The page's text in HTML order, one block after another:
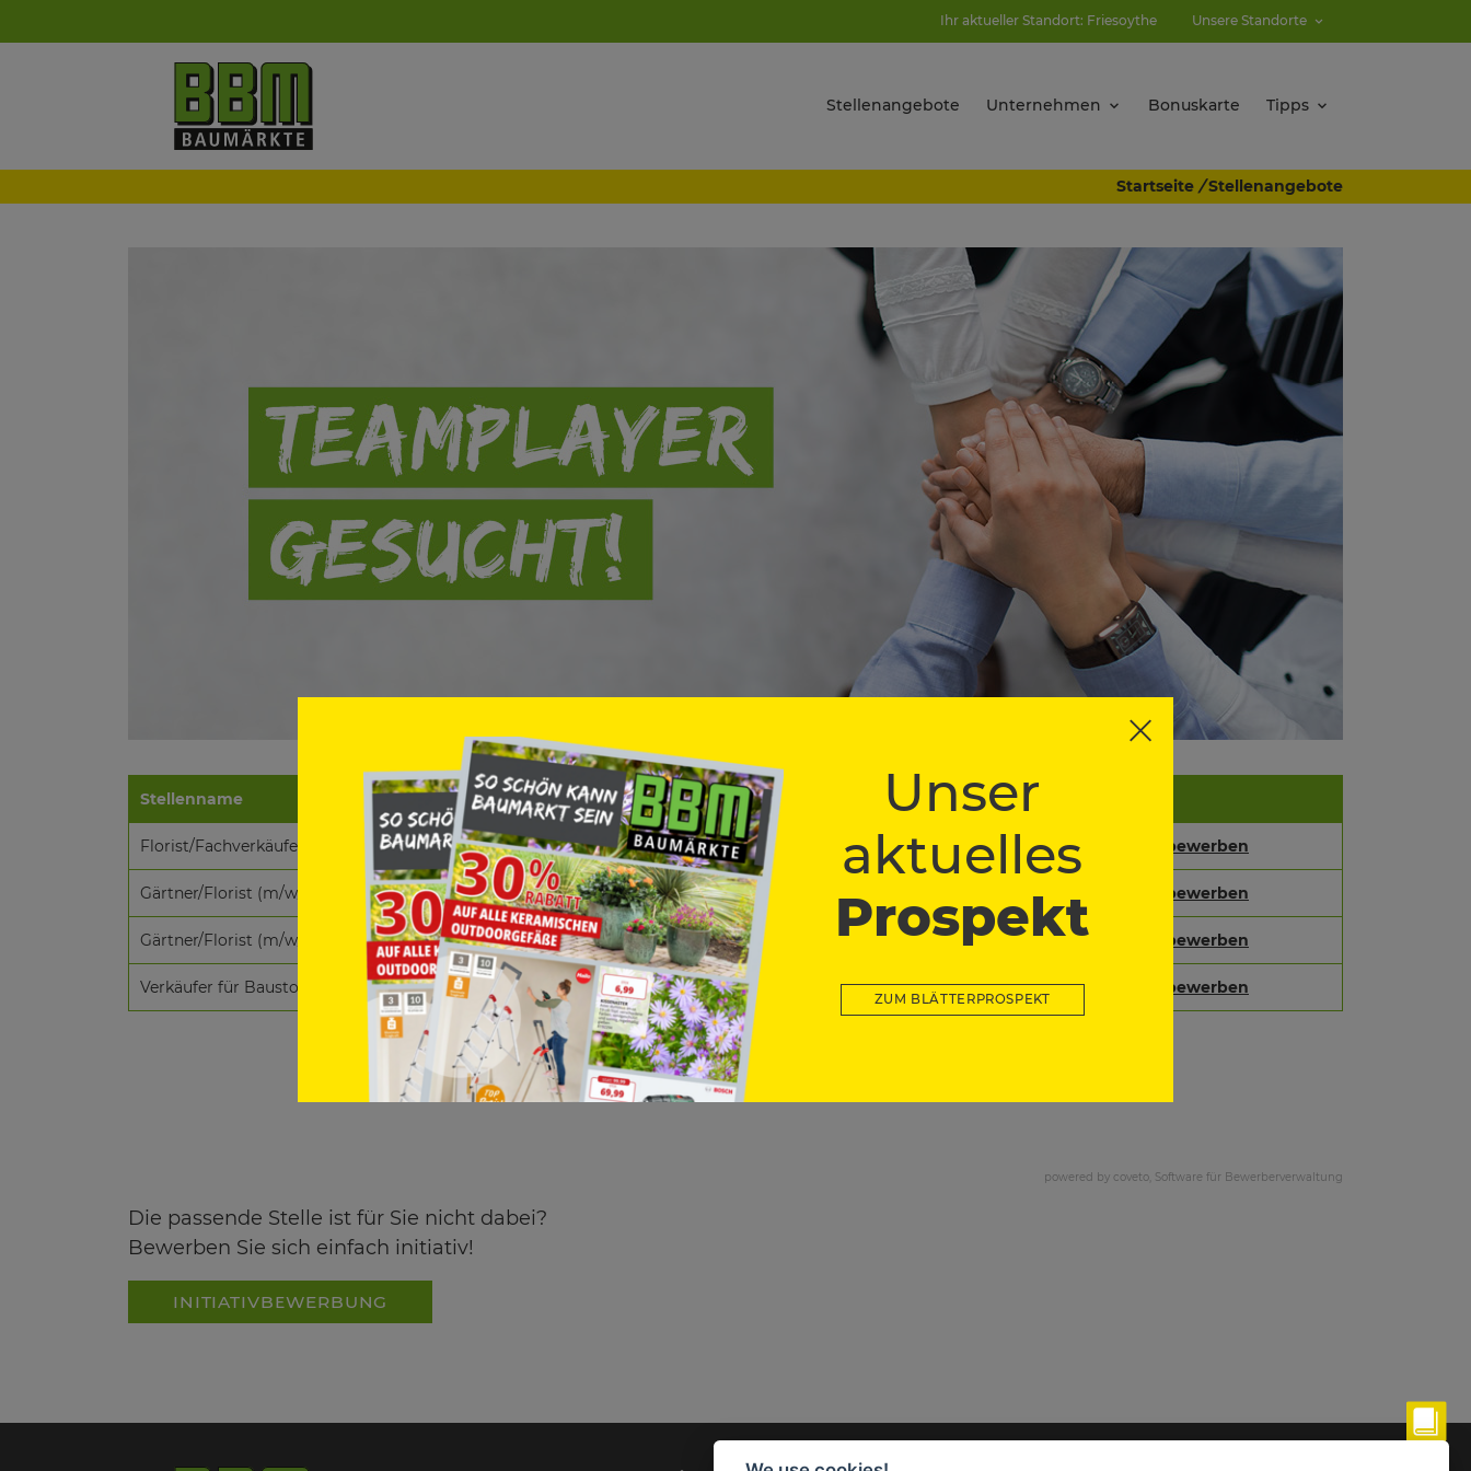
Unser
aktuelles
Prospekt
ZUM BLÄTTERPROSPEKT
Ihr aktueller Standort: Friesoythe Unsere Standorte
Stellenangebote Unternehmen Bonuskarte Tipps
Startseite / Stellenangebote
powered by coveto, Software für Bewerberverwaltung
Die passende Stelle ist für Sie nicht dabei?
Bewerben Sie sich einfach initiativ!
INITIATIVBEWERBUNG